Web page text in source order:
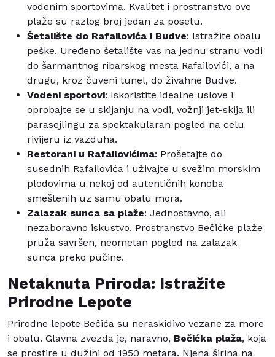
vodenim sportovima. Kvalitet i prostranstvo ove
plaže su razlog broj jedan za posetu.
Šetalište do Rafailovića i Budve: Istražite obalu
peške. Uređeno šetalište vas na jednu stranu vodi
do šarmantnog ribarskog mesta Rafailovići, a na
drugu, kroz čuveni tunel, do živahne Budve.
Vodeni sportovi: Iskoristite idealne uslove i
oprobajte se u skijanju na vodi, vožnji jet-skija ili
parasejlingu za spektakularan pogled na celu
rivijeru iz vazduha.
Restorani u Rafailovićima: Prošetajte do
susednih Rafailovića i uživajte u svežim morskim
plodovima u nekoj od autentičnih konoba
smeštenih uz samu obalu mora.
Zalazak sunca sa plaže: Jednostavno, ali
nezaboravno iskustvo. Prostranstvo Bečićke plaže
pruža savršen, neometan pogled na zalazak
sunca preko pučine.
Netaknuta Priroda: Istražite
Prirodne Lepote
Prirodne lepote Bečića su neraskidivo vezane za more
i obalu. Glavna zvezda je, naravno, Bečićka plaža, koja
se prostire u dužini od 1950 metara. Njena širina na